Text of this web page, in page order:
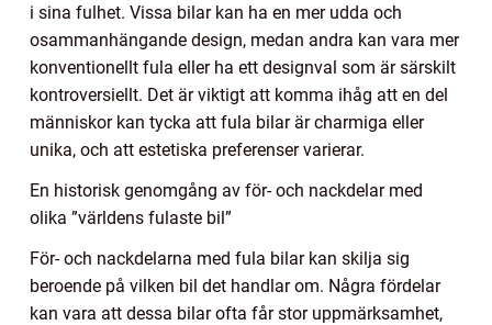
i sina fulhet. Vissa bilar kan ha en mer udda och
osammanhängande design, medan andra kan vara mer
konventionellt fula eller ha ett designval som är särskilt
kontroversiellt. Det är viktigt att komma ihåg att en del
människor kan tycka att fula bilar är charmiga eller
unika, och att estetiska preferenser varierar.
En historisk genomgång av för- och nackdelar med
olika ”världens fulaste bil”
För- och nackdelarna med fula bilar kan skilja sig
beroende på vilken bil det handlar om. Några fördelar
kan vara att dessa bilar ofta får stor uppmärksamhet,